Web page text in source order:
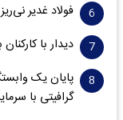
فولاد غدیر
دیدار با
پایان یک
گرافیتی با